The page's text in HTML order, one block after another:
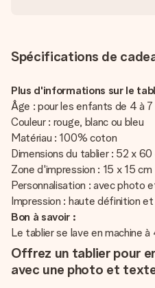
Spécifications de
Plus d'informations sur le
Âge : pour les enfants de 4 à 7
Couleur : rouge, blanc ou bleu
Matériau : 100% coton
Dimensions du tablier : 52 x 60
Zone d'impression : 15 x 15 cm
Personnalisation : avec photo
Impression : haute définition
Bon à savoir :
Le tablier se lave en machine
Offrez un tablier pour
avec une photo et